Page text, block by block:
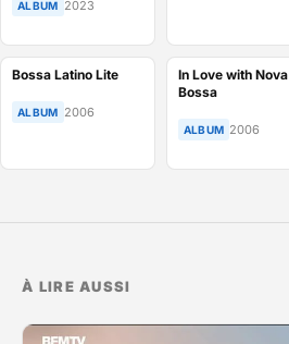
ALBUM 2023
Bossa Latino Lite
ALBUM 2006
In Love with Nova
Bossa
ALBUM 2006
À LIRE AUSSI